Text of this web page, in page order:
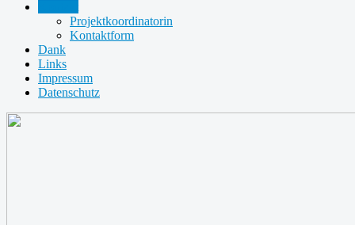
Projektkoordinatorin
Kontaktform
Dank
Links
Impressum
Datenschutz